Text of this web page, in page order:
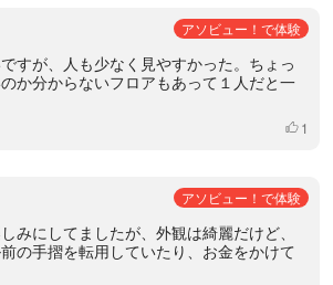
アソビュー！で体験
すが、人も少なく見やすかった。ちょっ
か分からないフロアもあって１人だと一
いいね
1
アソビュー！で体験
みにしてましたが、外観は綺麗だけど、
の手摺を転用していたり、お金をかけて